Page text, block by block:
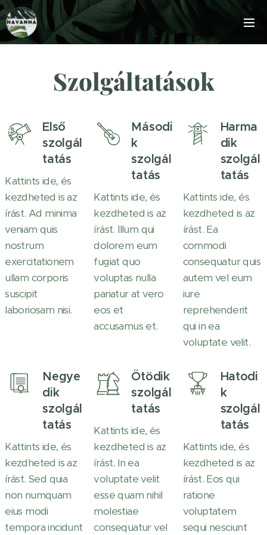
Szolgáltatások
Első
szolgál
tatás
Kattints ide, és
kezdheted is az
írást. Ad minima
veniam quis
nostrum
exercitationem
ullam corporis
suscipit
laboriosam nisi.
Másodi
k
szolgál
tatás
Kattints ide, és
kezdheted is az
írást. Illum qui
dolorem eum
fugiat quo
voluptas nulla
pariatur at vero
eos et
accusamus et.
Harma
dik
szolgál
tatás
Kattints ide, és
kezdheted is az
írást. Ea
commodi
consequatur quis
autem vel eum
iure
reprehenderit
qui in ea
voluptate velit.
Negye
dik
szolgál
tatás
Kattints ide, és
kezdheted is az
írást. Sed quia
non numquam
eius modi
tempora incidunt
Ötödik
szolgál
tatás
Kattints ide, és
kezdheted is az
írást. In ea
voluptate velit
esse quam nihil
molestiae
consequatur vel
Hatodi
k
szolgál
tatás
Kattints ide, és
kezdheted is az
írást. Eos qui
ratione
voluptatem
sequi nesciunt